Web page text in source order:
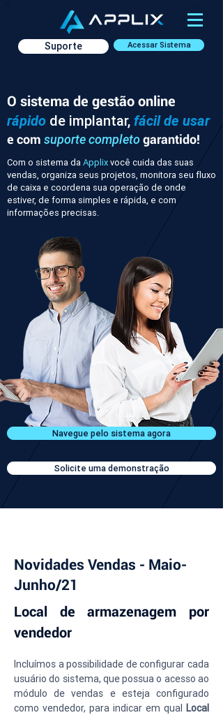
Acessar Sistema
Suporte
O sistema de gestão online
rápido de implantar, fácil de usar
e com suporte completogarantido!
Com o sistema daApplixvocê cuida das suas
vendas, organiza seus projetos, monitora seu fluxo
de caixa e coordena sua operação de onde
estiver, de forma simples e rápida, e com
informações precisas.
Navegue pelo sistema agora
Solicite uma demonstração
Novidades Vendas - Maio-
Junho/21
Local de armazenagem por
vendedor
Incluímos a possibilidade de configurar cada
usuário do sistema, que possua o acesso ao
módulo de vendas e esteja configurado
como vendedor, para indicar em qual Local